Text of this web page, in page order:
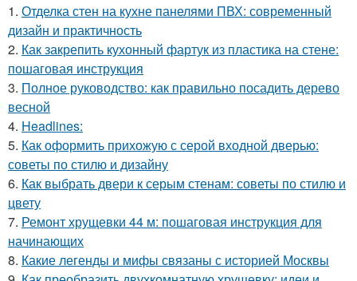
1. Отделка стен на кухне панелями ПВХ: современный
дизайн и практичность
2. Как закрепить кухонный фартук из пластика на стене:
пошаговая инструкция
3. Полное руководство: как правильно посадить дерево
весной
4. Headlines:
5. Как оформить прихожую с серой входной дверью:
советы по стилю и дизайну
6. Как выбрать двери к серым стенам: советы по стилю и
цвету
7. Ремонт хрущевки 44 м: пошаговая инструкция для
начинающих
8. Какие легенды и мифы связаны с историей Москвы